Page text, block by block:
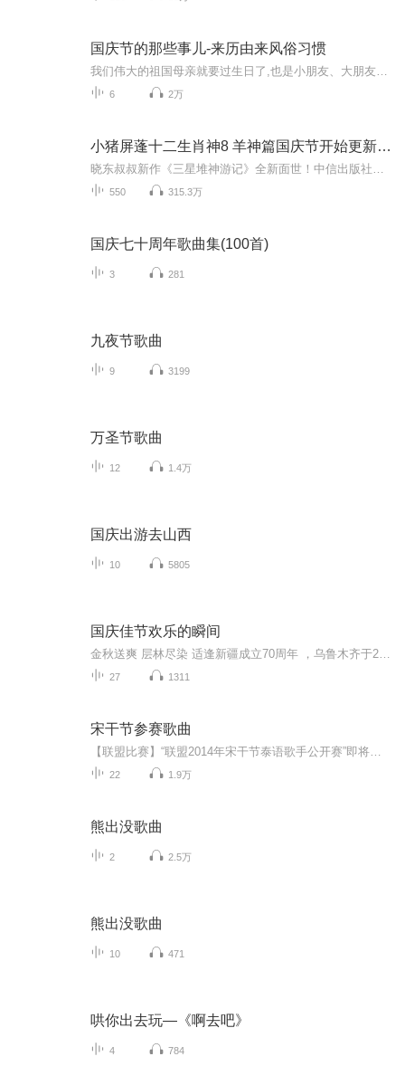
国庆节的那些事儿-来历由来风俗习惯
6 2万
小猪屏蓬十二生肖神8 羊神篇国庆节开始更新啦！
550 315.3万
国庆七十周年歌曲集(100首)
3 281
九夜节歌曲
9 3199
万圣节歌曲
12 1.4万
国庆出游去山西
10 5805
国庆佳节欢乐的瞬间
27 1311
宋干节参赛歌曲
22 1.9万
熊出没歌曲
2 2.5万
熊出没歌曲
10 471
哄你出去玩—《啊去吧》
4 784